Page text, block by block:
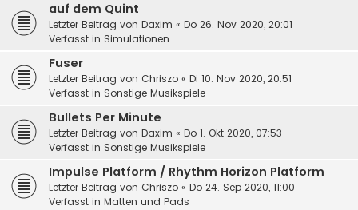
auf dem Quint
Letzter Beitrag von Daxim « Do 26. Nov 2020, 20:01
Verfasst in Simulationen
Fuser
Letzter Beitrag von Chriszo « Di 10. Nov 2020, 20:51
Verfasst in Sonstige Musikspiele
Bullets Per Minute
Letzter Beitrag von Daxim « Do 1. Okt 2020, 07:53
Verfasst in Sonstige Musikspiele
Impulse Platform / Rhythm Horizon Platform
Letzter Beitrag von Chriszo « Do 24. Sep 2020, 11:00
Verfasst in Matten und Pads